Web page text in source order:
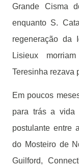
Grande Cisma
enquanto S.
regeneração da
Lisieux
Teresinha rezava
Em poucos
para trás a vida
postulante entre
do Mosteiro de
Guilford,